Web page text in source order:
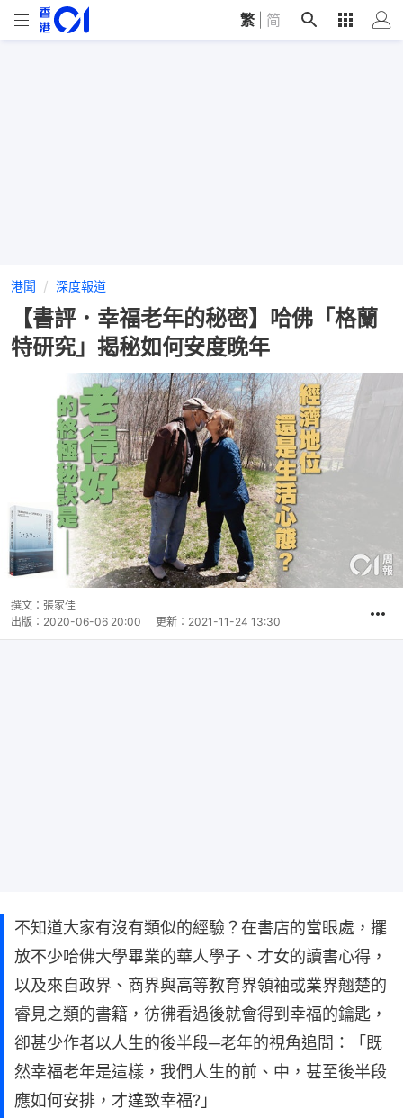
繁 简
港聞 深度報道
【書評．幸福老年的秘密】哈佛「格蘭
特研究」揭秘如何安度晚年
撰文： 張家佳
出版： 2020-06-06 20:00 更新： 2021-11-24 13:30
不知道大家有沒有類似的經驗？在書店的當眼處，擺
放不少哈佛大學畢業的華人學子、才女的讀書心得，
以及來自政界、商界與高等教育界領袖或業界翹楚的
睿見之類的書籍，彷彿看過後就會得到幸福的鑰匙，
卻甚少作者以人生的後半段─老年的視角追問：「既
然幸福老年是這樣，我們人生的前、中，甚至後半段
應如何安排，才達致幸福?」